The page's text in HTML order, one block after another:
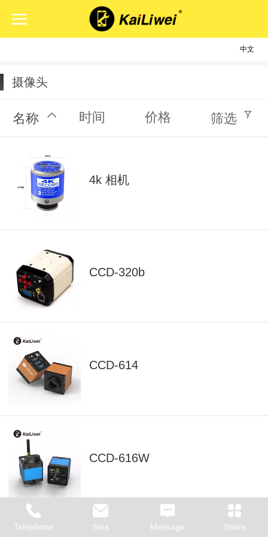
中文
中文
摄像头
名称 时间 价格 筛选
4k 相机
CCD-320b
CCD-614
CCD-616W
Telephone Sms Message Share